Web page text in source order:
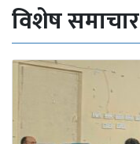
विशेष समाचार